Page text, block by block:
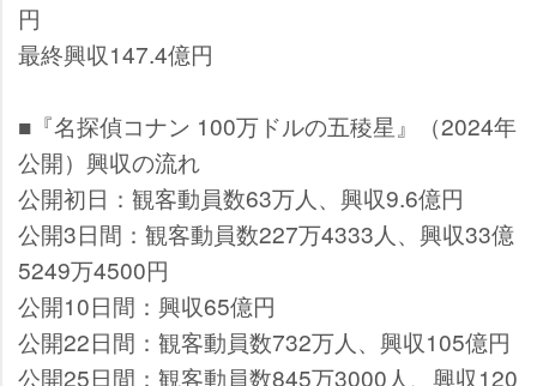
円
最終興収147.4億円
■『名探偵コナン 100万ドルの五稜星』（2024年
公開）興収の流れ
公開初日：観客動員数63万人、興収9.6億円
公開3日間：観客動員数227万4333人、興収33億
5249万4500円
公開10日間：興収65億円
公開22日間：観客動員数732万人、興収105億円
公開25日間：観客動員数845万3000人、興収120